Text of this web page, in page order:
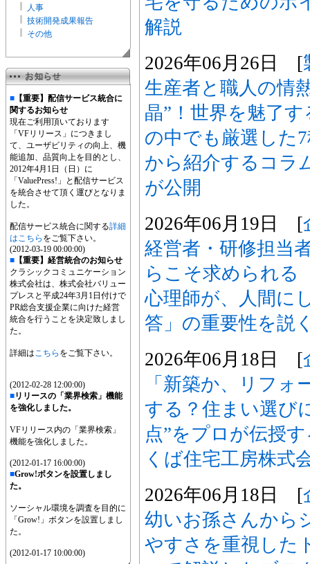
人事
技術開発成果報告
その他
■ 【重要】配信サービス統合に
関するお知らせ
現在ご利用頂いております
「VFリリース」につきまし
て、ユーザビリティの向上、機
能追加、品質向上を目的とし、
2012年4月1日（日）に
「ValuePress!」と配信サービス
を統合させて頂く運びとなりま
した。
配信サービス統合に関する詳細
はこちら をご覧下さい。
(2012-03-19 00:00:00)
■ 【重要】経営統合のお知らせ
クラシックコミュニケーション
株式会社は、株式会社バリュー
プレスと平成24年3月1日付けで
PR総合支援企業に向けた経営
統合を行うことを決定致しまし
た。
詳細はこちら をご覧下さい。
(2012-02-28 12:00:00)
■リリースの「業界検索」機能
を強化しました。
VFリリース内の「業界検索」
機能を強化しました。
(2012-01-17 16:00:00)
■Grow!ボタンを設置しまし
た。
ソーシャル環境を調査を目的に
「Grow!」ボタンを設置しまし
た。
(2012-01-17 10:00:00)
解説
2026年06月26日 [
生産者と職人の情
晶”！世界を魅了
の中でも厳選した
から紹介するコラ
が公開
2026年06月19日 [
経営者・研修担当
らこそ求められ
心理師が、人間に
答」の重要性を説
2026年06月18日 [
「新築か、リフォ
する？住まい選び
点”をプロが伝授
くば住宅工房株式
2026年06月18日 [
幼いお孫さんから
やすさを重視した